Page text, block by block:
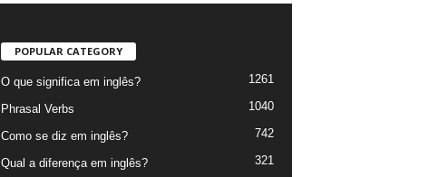
POPULAR CATEGORY
O que significa em inglês? 1261
Phrasal Verbs 1040
Como se diz em inglês? 742
Qual a diferença em inglês? 321